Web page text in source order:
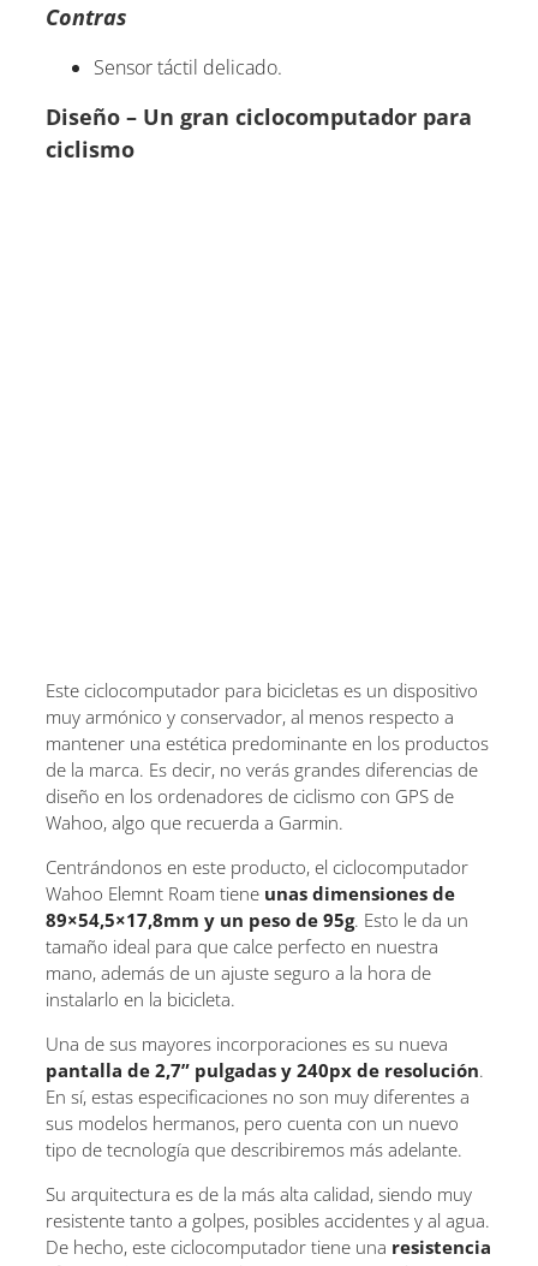
Contras
Sensor táctil delicado.
Diseño – Un gran ciclocomputador para
ciclismo
Este ciclocomputador para bicicletas es un dispositivo
muy armónico y conservador, al menos respecto a
mantener una estética predominante en los productos
de la marca. Es decir, no verás grandes diferencias de
diseño en los ordenadores de ciclismo con GPS de
Wahoo, algo que recuerda a Garmin.
Centrándonos en este producto, el ciclocomputador
Wahoo Elemnt Roam tiene unas dimensiones de
89×54,5×17,8mm y un peso de 95g. Esto le da un
tamaño ideal para que calce perfecto en nuestra
mano, además de un ajuste seguro a la hora de
instalarlo en la bicicleta.
Una de sus mayores incorporaciones es su nueva
pantalla de 2,7” pulgadas y 240px de resolución.
En sí, estas especificaciones no son muy diferentes a
sus modelos hermanos, pero cuenta con un nuevo
tipo de tecnología que describiremos más adelante.
Su arquitectura es de la más alta calidad, siendo muy
resistente tanto a golpes, posibles accidentes y al agua.
De hecho, este ciclocomputador tiene una resistencia